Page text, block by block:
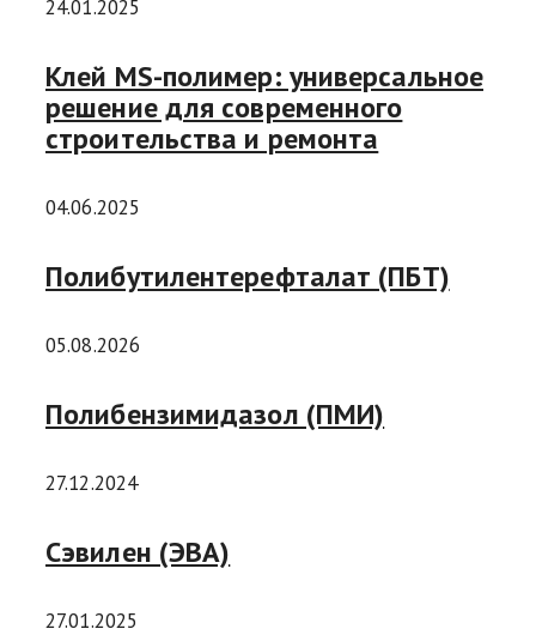
24.01.2025
Клей MS-полимер: универсальное
решение для современного
строительства и ремонта
04.06.2025
Полибутилентерефталат (ПБТ)
05.08.2026
Полибензимидазол (ПМИ)
27.12.2024
Сэвилен (ЭВА)
27.01.2025